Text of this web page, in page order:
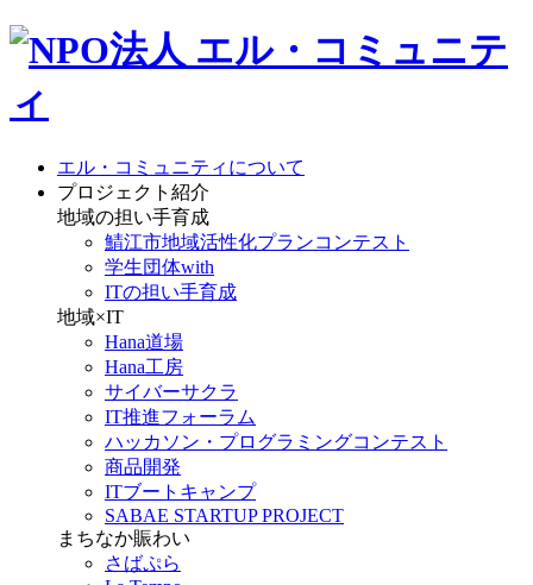
エル・コミュニティについて
プロジェクト紹介
地域の担い手育成
鯖江市地域活性化プランコンテスト
学生団体with
ITの担い手育成
地域×IT
Hana道場
Hana工房
サイバーサクラ
IT推進フォーラム
ハッカソン・プログラミングコンテスト
商品開発
ITブートキャンプ
SABAE STARTUP PROJECT
まちなか賑わい
さばぷら